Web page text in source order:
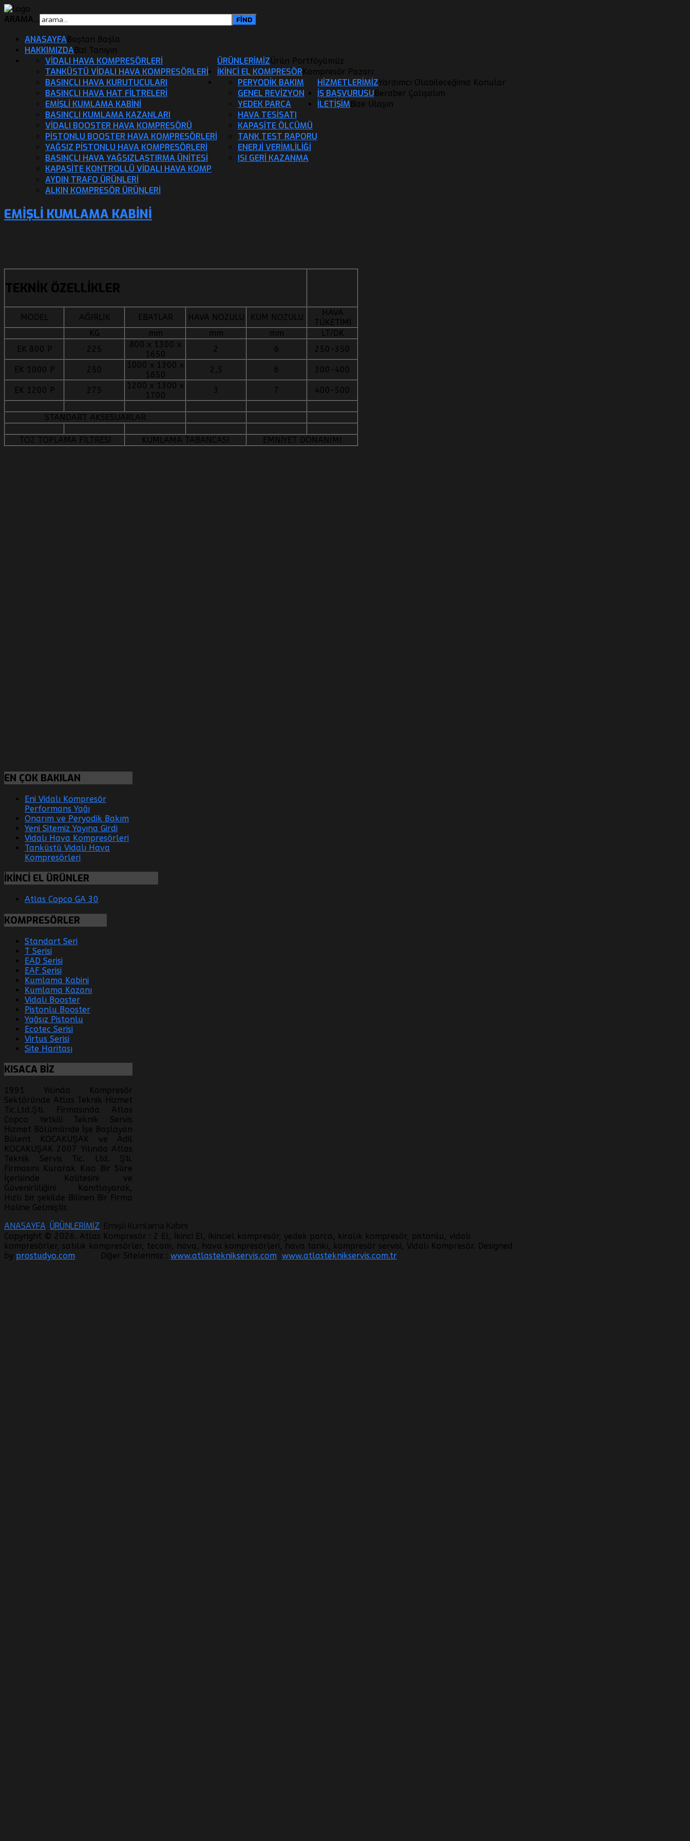
ARAMA...
ANASAYFABaştan Başla
HAKKIMIZDABizi Tanıyın
ÜRÜNLERİMİZÜrün Portföyümüz
VIDALI HAVA KOMPRESÖRLERI
TANKÜSTÜ VIDALI HAVA KOMPRESÖRLERI
BASINÇLI HAVA KURUTUCULARI
BASINÇLI HAVA HAT FILTRELERI
EMIŞLI KUMLAMA KABINI
BASINÇLI KUMLAMA KAZANLARI
VIDALI BOOSTER HAVA KOMPRESÖRÜ
PISTONLU BOOSTER HAVA KOMPRESÖRLERI
YAĞSIZ PISTONLU HAVA KOMPRESÖRLERI
BASINÇLI HAVA YAĞSIZLAŞTIRMA ÜNITESI
KAPASITE KONTROLLÜ VIDALI HAVA KOMP
AYDIN TRAFO ÜRÜNLERI
ALKIN KOMPRESÖR ÜRÜNLERI
İKİNCİ EL KOMPRESÖRKompresör Pazarı
HİZMETLERİMİZYardımcı Olabileceğimiz Konular
PERYODIK BAKIM
GENEL REVIZYON
YEDEK PARÇA
HAVA TESISATI
KAPASITE ÖLÇÜMÜ
TANK TEST RAPORU
ENERJI VERIMLILIĞI
ISI GERI KAZANMA
İŞ BAŞVURUSUBeraber Çalışalım
İLETİŞİMBize Ulaşın
EMIŞLI KUMLAMA KABINI
TEKNIK ÖZELLIKLER
MODEL AĞIRLIK EBATLAR HAVA NOZULU KUM NOZULU
HAVA
TÜKETİMİ
KG
mm mm mm
LT/DK
EK 800 P
225
800 x 1300 x
1650
2 6 250-350
EK 1000 P 250
1000 x 1300 x
1650
2,5 6 300-400
EK 1200 P 275
1200 x 1300 x
1700
3 7 400-500
STANDART AKSESUARLAR
TOZ TOPLAMA FİLTRESİ KUMLAMA TABANCASI EMNİYET DONANIMI
EN ÇOK BAKILAN
Eni Vidalı Kompresör
Performans Yağı
Onarım ve Peryodik Bakım
Yeni Sitemiz Yayına Girdi
Vidalı Hava Kompresörleri
Tanküstü Vidalı Hava
Kompresörleri
İKİNCİ EL ÜRÜNLER
Atlas Copco GA 30
KOMPRESÖRLER
Standart Seri
T Serisi
EAD Serisi
EAF Serisi
Kumlama Kabini
Kumlama Kazanı
Vidalı Booster
Pistonlu Booster
Yağsız Pistonlu
Ecotec Serisi
Virtus Serisi
Site Haritası
KISACA BİZ
1991 Yılında Kompresör
Sektöründe Atlas Teknik Hizmet
Tic.Ltd.Şti. Firmasında Atlas
Copco Yetkili Teknik Servis
Hizmet Bölümünde İşe Başlayan
Bülent KOCAKUŞAK ve Adil
KOCAKUŞAK 2007 Yılında Atlas
Teknik Servis Tic. Ltd. Şti.
Firmasını Kurarak Kısa Bir Süre
İçerisinde Kalitesini ve
Güvenirliliğini Kanıtlayarak,
Hızlı bir şekilde Bilinen Bir Firma
Haline Gelmiştir.
ANASAYFA ÜRÜNLERİMİZ Emişli Kumlama Kabini
Copyright © 2026. Atlas Kompresör : 2 El, İkinci El, ikinciel kompresör, yedek parca, kiralık kompresör, pistonlu, vidali
kompresörler, satılık kompresörler, tecom, hava, hava kompresörleri, hava tankı, kompresör servisi, Vidalı Kompresör. Designed
by prostudyo.com Diğer Sitelerimiz : www.atlasteknikservis.com www.atlasteknikservis.com.tr